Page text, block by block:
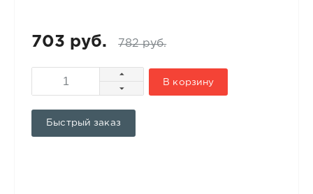
703 руб. 782 руб.
В корзину
Быстрый заказ